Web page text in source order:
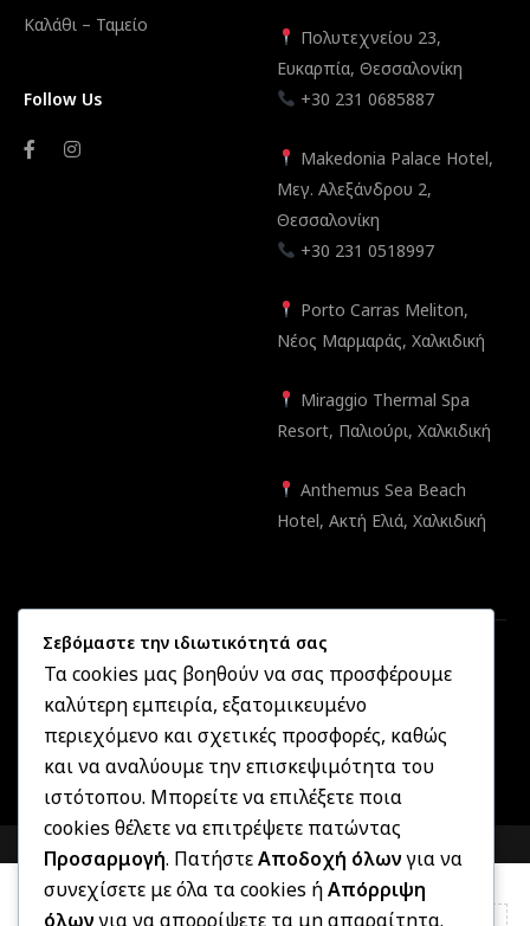
Καλάθι – Ταμείο
Follow Us
Πολυτεχνείου 23,
Ευκαρπία, Θεσσαλονίκη
+30 231 0685887
Makedonia Palace Hotel,
Μεγ. Αλεξάνδρου 2,
Θεσσαλονίκη
+30 231 0518997
Porto Carras Meliton,
Νέος Μαρμαράς, Χαλκιδική
Miraggio Thermal Spa
Resort, Παλιούρι, Χαλκιδική
Anthemus Sea Beach
Hotel, Ακτή Ελιά, Χαλκιδική
Created by Informatique.gr2025 ©OptikonXpress.com
rights reserved
Σεβόμαστε την ιδιωτικότητά σας
Τα cookies μας βοηθούν να σας προσφέρουμε
καλύτερη εμπειρία, εξατομικευμένο
περιεχόμενο και σχετικές προσφορές, καθώς
και να αναλύουμε την επισκεψιμότητα του
ιστότοπου. Μπορείτε να επιλέξετε ποια
cookies θέλετε να επιτρέψετε πατώντας
Προσαρμογή. ΠατήστεΑποδοχή όλωνγια να
συνεχίσετε με όλα τα cookies ήΑπόρριψη
όλωνγια να απορρίψετε τα μη απαραίτητα.
COMPARE